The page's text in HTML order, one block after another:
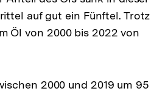
auf gut ein Fünftel. Trotz
Öl von 2000 bis 2022 von
2000 und 2019 um 95